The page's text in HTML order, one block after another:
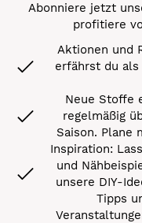
Abonniere jetzt
profitiere
Aktionen und
erfährst du
Neue Stoffe
regelmäßig
Saison. Plane
Inspiration:
und
unsere DIY-
Tipps